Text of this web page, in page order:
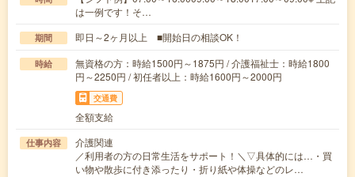
は一例です！そ…
期間 即日～2ヶ月以上 ■開始日の相談OK！
時給
無資格の方：時給1500円～1875円 / 介護福祉士：時給1800
円～2250円 / 初任者以上：時給1600円～2000円
交通費
全額支給
仕事内容
介護関連
／利用者の方の日常生活をサポート！＼▽具体的には…・買
い物や散歩に付き添ったり・折り紙や体操などのレ…